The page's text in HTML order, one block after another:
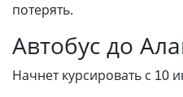
потерять.
Автобус до
Начнет курсировать с 10